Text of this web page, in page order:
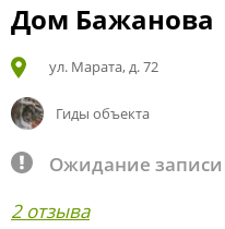
Дом Бажанова
ул. Марата, д. 72
Гиды объекта
Ожидание записи
2 отзыва